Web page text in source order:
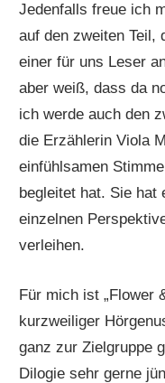
Jedenfalls freue ich
auf den zweiten Teil,
einer für uns Leser
aber weiß, dass da
ich werde auch den
die Erzählerin Viola
einfühlsamen
begleitet hat. Sie hat
einzelnen
verleihen.
Für mich ist „Flower
kurzweiliger
ganz zur Zielgruppe
Dilogie sehr gerne